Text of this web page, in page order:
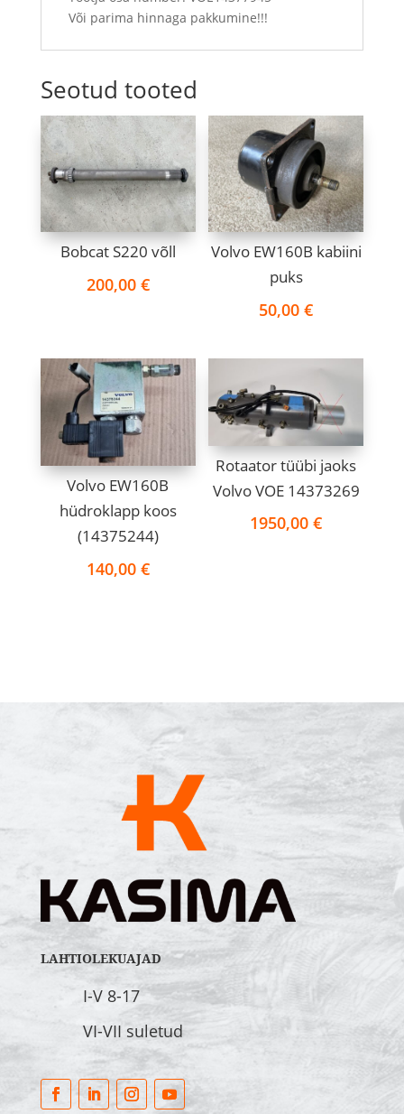
Või parima hinnaga pakkumine!!!
Seotud tooted
Bobcat S220 võll
200,00 €
Volvo EW160B kabiini
puks
50,00€
Volvo EW160B
hüdroklapp koos
(14375244)
140,00 €
Rotaator tüübi jaoks
Volvo VOE 14373269
1950,00€
LAHTIOLEKUAJAD
I-V 8-17
VI-VII suletud